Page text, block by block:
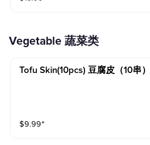
Vegetable 蔬菜类
Tofu Skin(10pcs) 豆腐皮（10串）
$9.99⁺